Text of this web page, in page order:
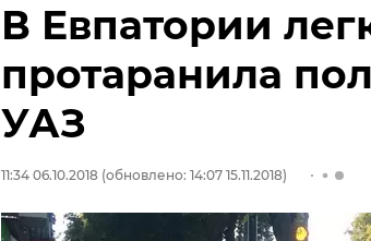
В Евпатории
протаранила
УАЗ
11:34 06.10.2018 (обновлено: 14:07 15.11.2018)